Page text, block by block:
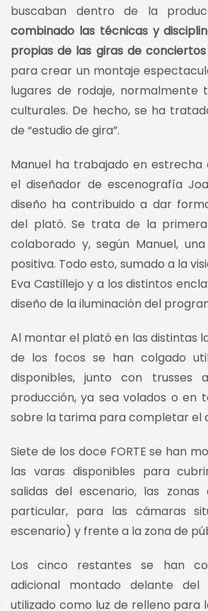
buscaban dentro de la
combinado las técnicas y
propias de las giras de
para crear un montaje
lugares de rodaje, normalmente
culturales. De hecho, se ha
de “estudio de gira”.
Manuel ha trabajado en
el diseñador de escenografía
diseño ha contribuido a dar
del plató. Se trata de la
colaborado y, según Manuel,
positiva. Todo esto, sumado a la
Eva Castillejo y a los distintos
diseño de la iluminación del
Al montar el plató en las distintas
de los focos se han colgado
disponibles, junto con trusses
producción, ya sea volados o en
sobre la tarima para completar el
Siete de los doce FORTE se han
las varas disponibles para
salidas del escenario, las
particular, para las cámaras
escenario) y frente a la zona de
Los cinco restantes se han
adicional montado delante
utilizado como luz de relleno para